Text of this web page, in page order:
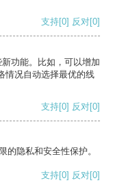
支持[0] 反对[0]
功能。比如，可以增加
情况自动选择最优的线
支持[0] 反对[0]
的隐私和安全性保护。
支持[0] 反对[0]